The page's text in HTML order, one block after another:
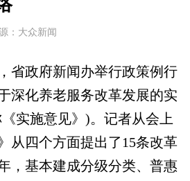
：大众新闻
政府新闻办举行政策例行
深化养老服务改革发展的实
实施意见》)。记者从会上
从四个方面提出了15条改革
，基本建成分级分类、普惠